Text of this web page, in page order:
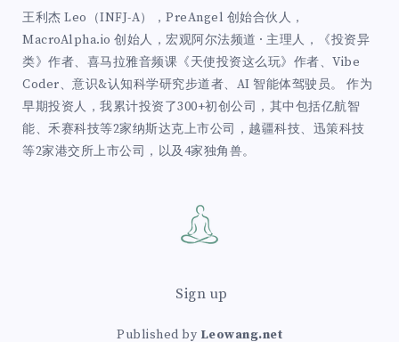
王利杰 Leo（INFJ-A），PreAngel 创始合伙人，
MacroAlpha.io 创始人，宏观阿尔法频道 · 主理人，《投资异
类》作者、喜马拉雅音频课《天使投资这么玩》作者、Vibe
Coder、意识&认知科学研究步道者、AI 智能体驾驶员。 作为
早期投资人，我累计投资了300+初创公司，其中包括亿航智
能、禾赛科技等2家纳斯达克上市公司，越疆科技、迅策科技
等2家港交所上市公司，以及4家独角兽。
Sign up
Published by Leowang.net